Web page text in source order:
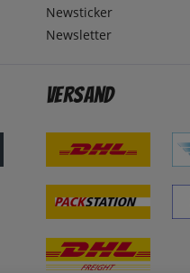
Newsticker
Newsletter
Versand